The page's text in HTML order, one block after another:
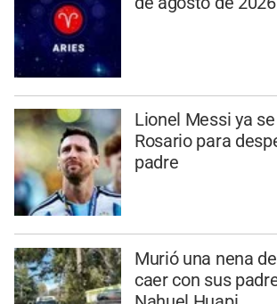
Lionel Messi ya
Rosario para
padre
Murió una nena
caer con sus